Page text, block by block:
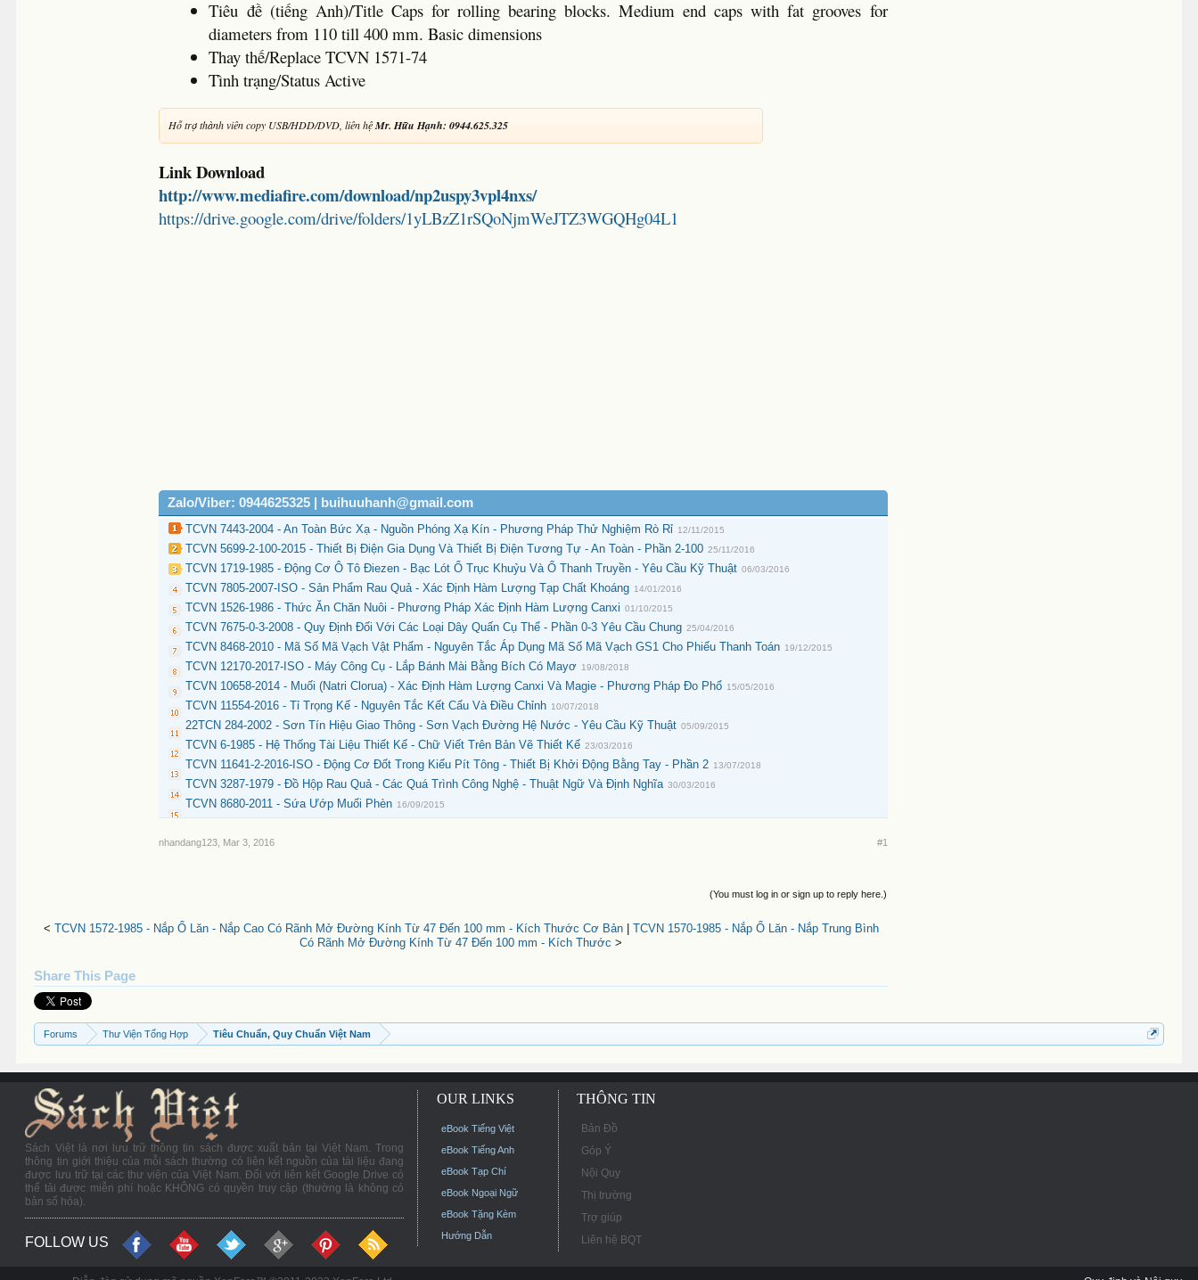
Tiêu đề (tiếng Anh)/Title Caps for rolling bearing blocks. Medium end caps with fat grooves for
diameters from 110 till 400 mm. Basic dimensions
Thay thế/Replace TCVN 1571-74
Tình trạng/Status Active
Hỗ trợ thành viên copy USB/HDD/DVD, liên hệMr. Hữu Hạnh: 0944.625.325
Link Download
http://www.mediafire.com/download/np2uspy3vpl4nxs/
https://drive.google.com/drive/folders/1yLBzZ1rSQoNjmWeJTZ3WGQHg04L1
Zalo/Viber: 0944625325 | buihuuhanh@gmail.com
TCVN 7443-2004 - An Toàn Bức Xạ - Nguồn Phóng Xạ Kín - Phương Pháp Thử Nghiệm Rò Rỉ 12/11/2015
TCVN 5699-2-100-2015 - Thiết Bị Điện Gia Dụng Và Thiết Bị Điện Tương Tự - An Toàn - Phần 2-100 25/11/2016
TCVN 1719-1985 - Động Cơ Ô Tô Điezen - Bạc Lót Ổ Trục Khuỷu Và Ổ Thanh Truyền - Yêu Cầu Kỹ Thuật 06/03/2016
TCVN 7805-2007-ISO - Sản Phẩm Rau Quả - Xác Định Hàm Lượng Tạp Chất Khoáng 14/01/2016
TCVN 1526-1986 - Thức Ăn Chăn Nuôi - Phương Pháp Xác Định Hàm Lượng Canxi 01/10/2015
TCVN 7675-0-3-2008 - Quy Định Đối Với Các Loại Dây Quấn Cụ Thể - Phần 0-3 Yêu Cầu Chung 25/04/2016
TCVN 8468-2010 - Mã Số Mã Vạch Vật Phẩm - Nguyên Tắc Áp Dụng Mã Số Mã Vạch GS1 Cho Phiếu Thanh Toán 19/12/2015
TCVN 12170-2017-ISO - Máy Công Cụ - Lắp Bánh Mài Bằng Bích Có Mayơ 19/08/2018
TCVN 10658-2014 - Muối (Natri Clorua) - Xác Định Hàm Lượng Canxi Và Magie - Phương Pháp Đo Phổ 15/05/2016
TCVN 11554-2016 - Tỉ Trọng Kế - Nguyên Tắc Kết Cấu Và Điều Chỉnh 10/07/2018
22TCN 284-2002 - Sơn Tín Hiệu Giao Thông - Sơn Vạch Đường Hệ Nước - Yêu Cầu Kỹ Thuật 05/09/2015
TCVN 6-1985 - Hệ Thống Tài Liệu Thiết Kế - Chữ Viết Trên Bản Vẽ Thiết Kế 23/03/2016
TCVN 11641-2-2016-ISO - Động Cơ Đốt Trong Kiểu Pít Tông - Thiết Bị Khởi Động Bằng Tay - Phần 2 13/07/2018
TCVN 3287-1979 - Đồ Hộp Rau Quả - Các Quá Trình Công Nghệ - Thuật Ngữ Và Định Nghĩa 30/03/2016
TCVN 8680-2011 - Sứa Ướp Muối Phèn 16/09/2015
nhandang123 Mar 3, 2016 #1
(You must log in or sign up to reply here.)
< TCVN 1572-1985 - Nắp Ổ Lăn - Nắp Cao Có Rãnh Mở Đường Kính Từ 47 Đến 100 mm - Kích Thước Cơ Bản| TCVN 1570-1985 - Nắp Ổ Lăn - Nắp Trung Bình
Có Rãnh Mở Đường Kính Từ 47 Đến 100 mm - Kích Thước >
Share This Page
Forums Thư Viện Tổng Hợp Tiêu Chuẩn, Quy Chuẩn Việt Nam
Sách Việt là nơi lưu trữ thông tin sách được xuất bản tại Việt Nam. Trong
thông tin giới thiệu của mỗi sách thường có liên kết nguồn của tài liệu đang
được lưu trữ tại các thư viện của Việt Nam. Đối với liên kết Google Drive có
thể tải được miễn phí hoặc KHÔNG có quyền truy cập (thường là không có
bản số hóa).
FOLLOW US
OUR LINKS
eBook Tiếng Việt
eBook Tiếng Anh
eBook Tạp Chí
eBook Ngoại Ngữ
eBook Tặng Kèm
Hướng Dẫn
THÔNG TIN
Bản Đồ
Góp Ý
Nội Quy
Thị trường
Trợ giúp
Liên hệ BQT